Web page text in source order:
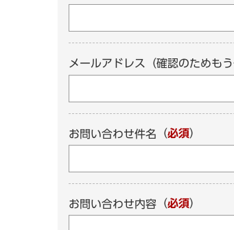
メールアドレス（確認のためも
お問い合わせ件名 （必須）
お問い合わせ内容 （必須）